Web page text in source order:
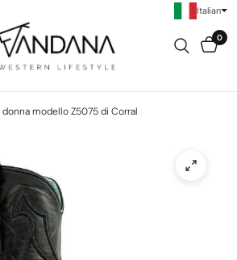
0
modello Z5075 di Corral
Italian